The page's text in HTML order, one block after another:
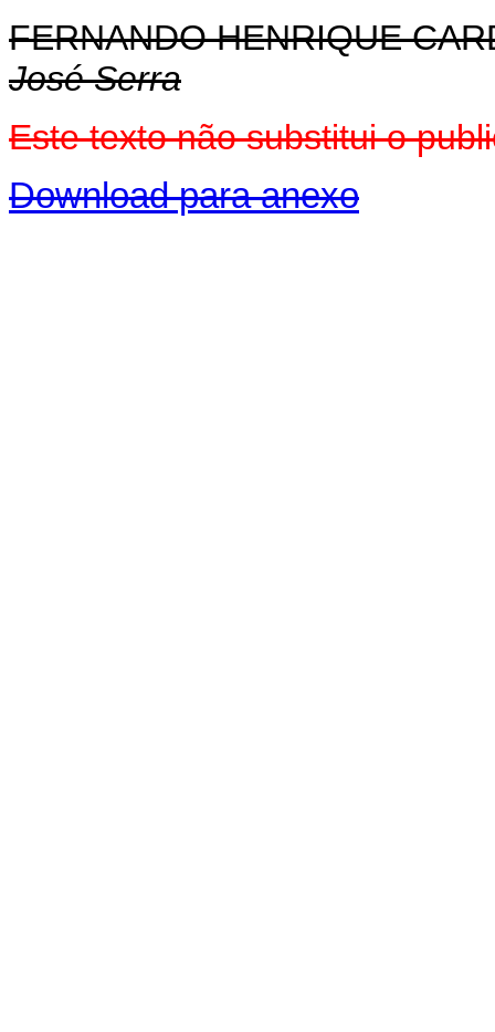
FERNANDO HENRIQUE
José Serra
Este texto não substitui o
Download para anexo